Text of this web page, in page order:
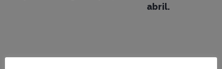
abril.